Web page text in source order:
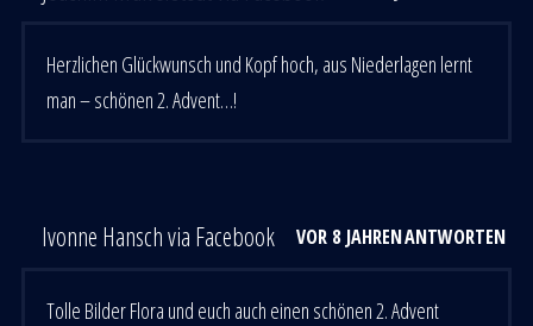
Herzlichen Glückwunsch und Kopf hoch, aus Niederlagen lernt
man – schönen 2. Advent…!
Ivonne Hansch via Facebook VOR 8 JAHRENANTWORTEN
Tolle Bilder Flora und euch auch einen schönen 2. Advent